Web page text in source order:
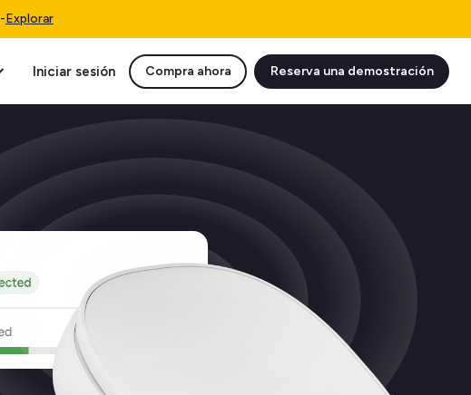
-Explorar
Iniciar sesión Compra ahora Reserva una demostración